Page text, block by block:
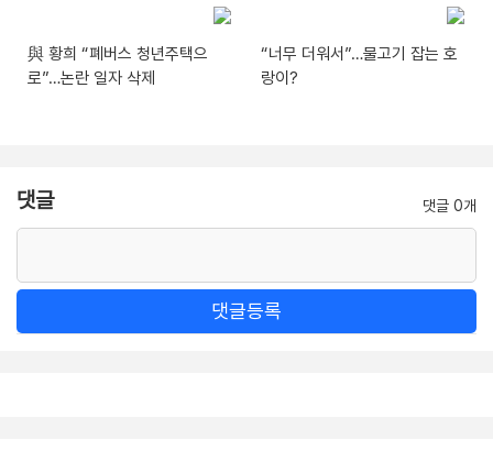
與 황희 “폐버스 청년주택으
로”…논란 일자 삭제
“너무 더워서”…물고기 잡는 호
랑이?
댓글 댓글 0개
댓글등록